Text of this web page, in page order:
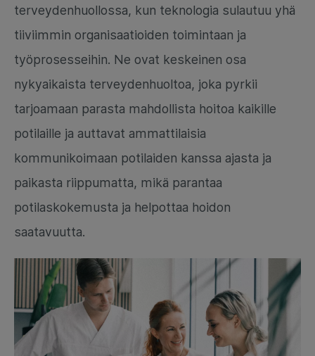
terveydenhuollossa, kun teknologia sulautuu yhä
tiiviimmin organisaatioiden toimintaan ja
työprosesseihin. Ne ovat keskeinen osa
nykyaikaista terveydenhuoltoa, joka pyrkii
tarjoamaan parasta mahdollista hoitoa kaikille
potilaille ja auttavat ammattilaisia
kommunikoimaan potilaiden kanssa ajasta ja
paikasta riippumatta, mikä parantaa
potilaskokemusta ja helpottaa hoidon
saatavuutta.